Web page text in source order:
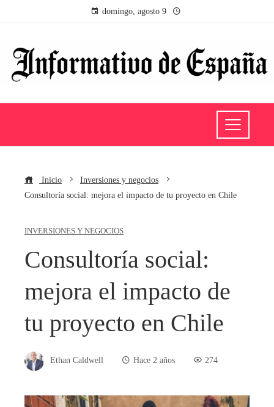
domingo, agosto 9
Inicio
Inversiones y negocios
Consultoría social: mejora el impacto de tu proyecto en Chile
INVERSIONES Y NEGOCIOS
Consultoría social:
mejora el impacto de
tu proyecto en Chile
Ethan Caldwell Hace 2 años 274